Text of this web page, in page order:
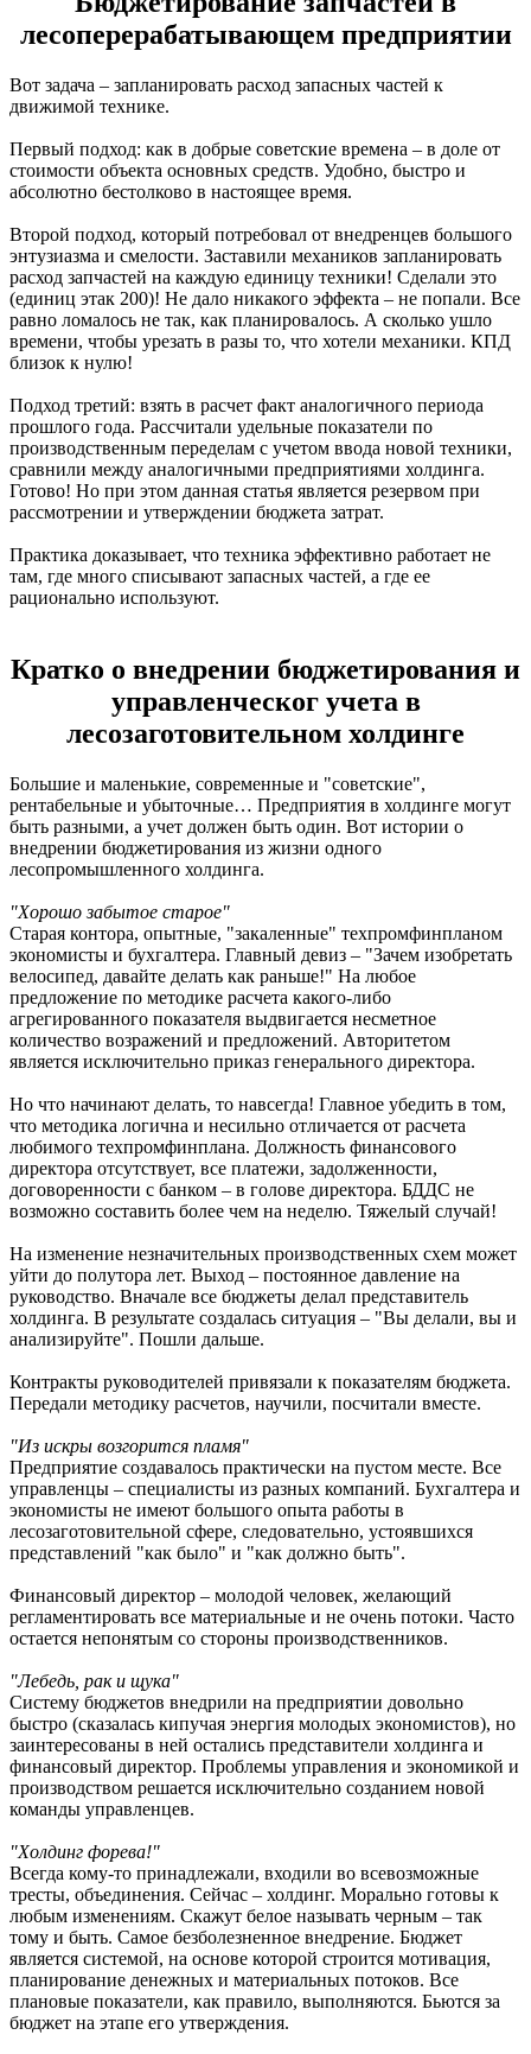
лесоперерабатывающем предприятии
Вот задача – запланировать расход запасных частей к
движимой технике.
Первый подход: как в добрые советские времена – в доле от
стоимости объекта основных средств. Удобно, быстро и
абсолютно бестолково в настоящее время.
Второй подход, который потребовал от внедренцев большого
энтузиазма и смелости. Заставили механиков запланировать
расход запчастей на каждую единицу техники! Сделали это
(единиц этак 200)! Не дало никакого эффекта – не попали. Все
равно ломалось не так, как планировалось. А сколько ушло
времени, чтобы урезать в разы то, что хотели механики. КПД
близок к нулю!
Подход третий: взять в расчет факт аналогичного периода
прошлого года. Рассчитали удельные показатели по
производственным переделам с учетом ввода новой техники,
сравнили между аналогичными предприятиями холдинга.
Готово! Но при этом данная статья является резервом при
рассмотрении и утверждении бюджета затрат.
Практика доказывает, что техника эффективно работает не
там, где много списывают запасных частей, а где ее
рационально используют.
Кратко о внедрении бюджетирования и
управленческог учета в
лесозаготовительном холдинге
Большие и маленькие, современные и "советские",
рентабельные и убыточные… Предприятия в холдинге могут
быть разными, а учет должен быть один. Вот истории о
внедрении бюджетирования из жизни одного
лесопромышленного холдинга.
"Хорошо забытое старое"
Старая контора, опытные, "закаленные" техпромфинпланом
экономисты и бухгалтера. Главный девиз – "Зачем изобретать
велосипед, давайте делать как раньше!" На любое
предложение по методике расчета какого-либо
агрегированного показателя выдвигается несметное
количество возражений и предложений. Авторитетом
является исключительно приказ генерального директора.
Но что начинают делать, то навсегда! Главное убедить в том,
что методика логична и несильно отличается от расчета
любимого техпромфинплана. Должность финансового
директора отсутствует, все платежи, задолженности,
договоренности с банком – в голове директора. БДДС не
возможно составить более чем на неделю. Тяжелый случай!
На изменение незначительных производственных схем может
уйти до полутора лет. Выход – постоянное давление на
руководство. Вначале все бюджеты делал представитель
холдинга. В результате создалась ситуация – "Вы делали, вы и
анализируйте". Пошли дальше.
Контракты руководителей привязали к показателям бюджета.
Передали методику расчетов, научили, посчитали вместе.
"Из искры возгорится пламя"
Предприятие создавалось практически на пустом месте. Все
управленцы – специалисты из разных компаний. Бухгалтера и
экономисты не имеют большого опыта работы в
лесозаготовительной сфере, следовательно, устоявшихся
представлений "как было" и "как должно быть".
Финансовый директор – молодой человек, желающий
регламентировать все материальные и не очень потоки. Часто
остается непонятым со стороны производственников.
"Лебедь, рак и щука"
Систему бюджетов внедрили на предприятии довольно
быстро (сказалась кипучая энергия молодых экономистов), но
заинтересованы в ней остались представители холдинга и
финансовый директор. Проблемы управления и экономикой и
производством решается исключительно созданием новой
команды управленцев.
"Холдинг форева!"
Всегда кому-то принадлежали, входили во всевозможные
тресты, объединения. Сейчас – холдинг. Морально готовы к
любым изменениям. Скажут белое называть черным – так
тому и быть. Самое безболезненное внедрение. Бюджет
является системой, на основе которой строится мотивация,
планирование денежных и материальных потоков. Все
плановые показатели, как правило, выполняются. Бьются за
бюджет на этапе его утверждения.